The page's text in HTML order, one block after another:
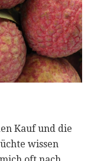
Kauf und die
wissen